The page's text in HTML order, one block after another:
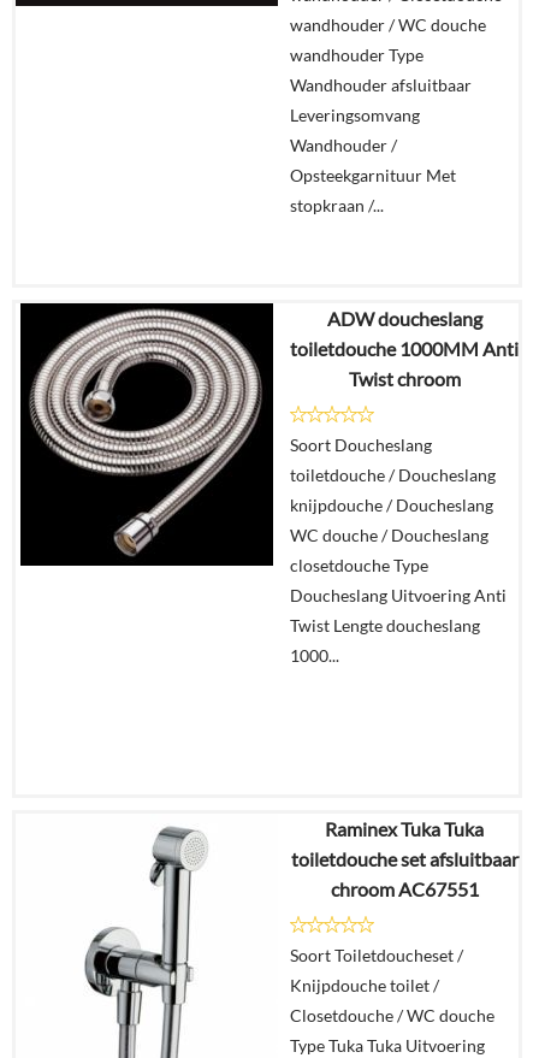
wandhouder / WC douche
wandhouder Type
Wandhouder afsluitbaar
Leveringsomvang
Wandhouder /
Opsteekgarnituur Met
stopkraan /...
€39,81
€28,45
In
winkelmand
ADW doucheslang
toiletdouche 1000MM Anti
Twist chroom
Soort Doucheslang
toiletdouche / Doucheslang
knijpdouche / Doucheslang
WC douche / Doucheslang
closetdouche Type
Doucheslang Uitvoering Anti
Twist Lengte doucheslang
1000...
€12,95
€9,95
winkelmand
Raminex Tuka Tuka
toiletdouche set afsluitbaar
chroom AC67551
Soort Toiletdoucheset /
Knijpdouche toilet /
Closetdouche / WC douche
Type Tuka Tuka Uitvoering